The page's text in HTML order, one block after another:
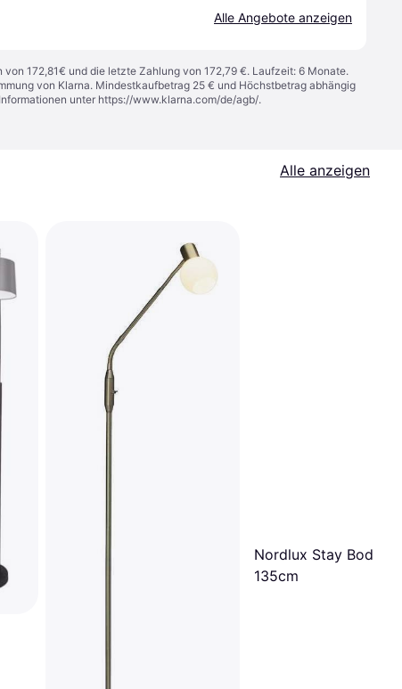
Alle Angebote anzeigen
172,81€ und die letzte Zahlung von 172,79 €. Laufzeit: 6 Monate.
von Klarna. Mindestkaufbetrag 25 € und Höchstbetrag abhängig
unter https://www.klarna.com/de/agb/.
Alle anzeigen
Nordlux Stay
135cm